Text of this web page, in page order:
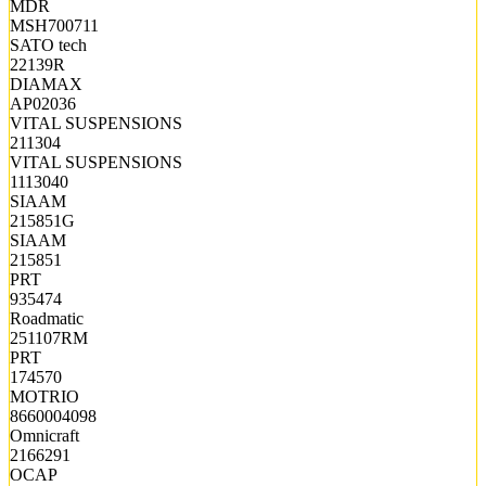
MDR
MSH700711
SATO tech
22139R
DIAMAX
AP02036
VITAL SUSPENSIONS
211304
VITAL SUSPENSIONS
1113040
SIAAM
215851G
SIAAM
215851
PRT
935474
Roadmatic
251107RM
PRT
174570
MOTRIO
8660004098
Omnicraft
2166291
OCAP